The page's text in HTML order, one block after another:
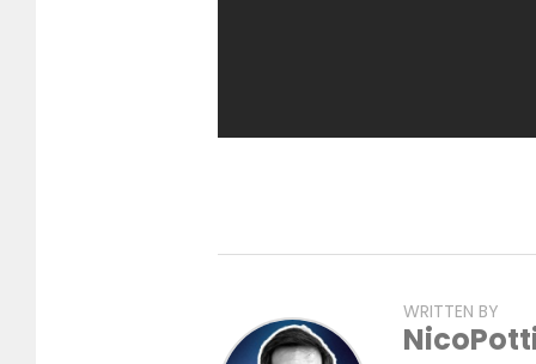
WRITTEN BY